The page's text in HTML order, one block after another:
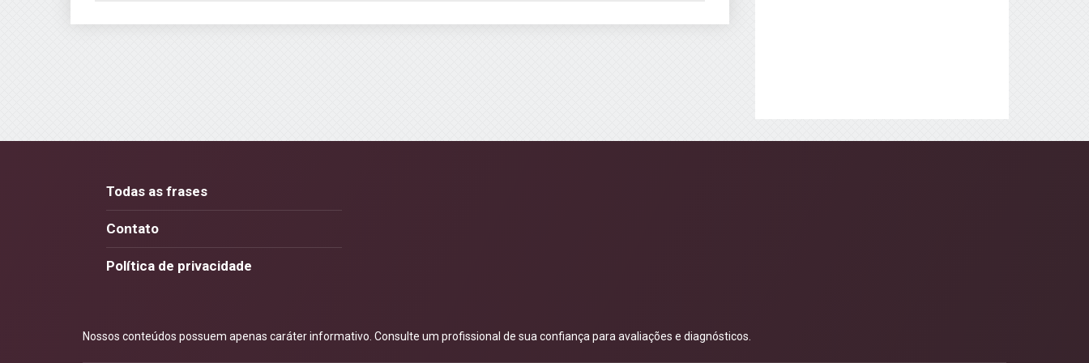
Todas as frases
Contato
Política de privacidade
Nossos conteúdos possuem apenas caráter informativo. Consulte um profissional de sua confiança para avaliações e diagnósticos.